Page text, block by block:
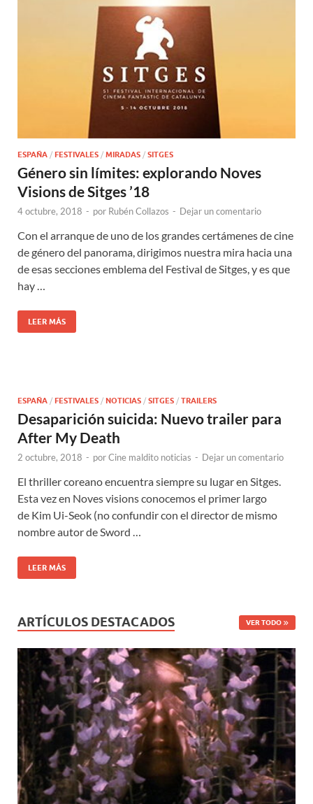
ESPAÑA / FESTIVALES / MIRADAS / SITGES
Género sin límites: explorando Noves
Visions de Sitges ’18
4 octubre, 2018 - por Rubén Collazos - Dejar un comentario
Con el arranque de uno de los grandes certámenes de cine
de género del panorama, dirigimos nuestra mira hacia una
de esas secciones emblema del Festival de Sitges, y es que
hay …
LEER MÁS
ESPAÑA / FESTIVALES / NOTICIAS / SITGES / TRAILERS
Desaparición suicida: Nuevo trailer para
After My Death
2 octubre, 2018 - porCine maldito noticias - Dejar un comentario
El thriller coreano encuentra siempre su lugar en Sitges.
Esta vez en Noves visions conocemos el primer largo
de Kim Ui-Seok (no confundir con el director de mismo
nombre autor de Sword …
LEER MÁS
ARTÍCULOS DESTACADOS VER TODO